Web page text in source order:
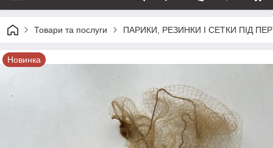
Товари та послуги ПАРИКИ, РЕЗИНКИ І СЕТКИ ПІД
Новинка